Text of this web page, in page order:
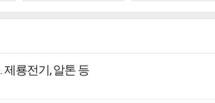
룡전기, 알톤 등